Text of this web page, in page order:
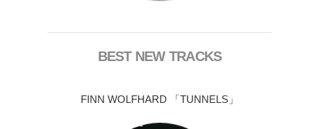
BEST NEW TRACKS
FINN WOLFHARD 「TUNNELS」